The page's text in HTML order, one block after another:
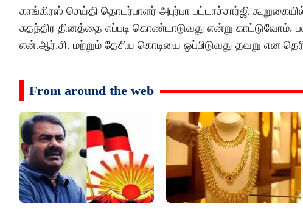
காங்கிரஸ் செய்தி தொடர்பாளர் அபுர்பா பட்டாச்சார்ஜி
சுதந்திர தினத்தை எப்படி கொண்டாடுவது என்று
என்.ஆர்.சி. மற்றும் தேசிய கொடியை ஒப்பிடுவது தவறு என
From around the web